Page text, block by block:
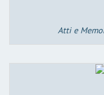
Atti e